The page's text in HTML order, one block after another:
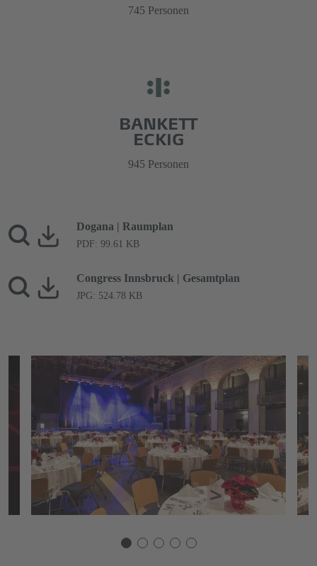
745 Personen
BANKETT
ECKIG
945 Personen
Dogana | Raumplan
PDF: 99.61 KB
Congress Innsbruck | Gesamtplan
JPG: 524.78 KB